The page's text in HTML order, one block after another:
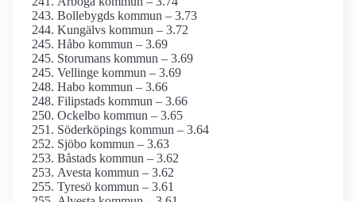
Bollebygds kommun – 3.73
Kungälvs kommun – 3.72
Håbo kommun – 3.69
Storumans kommun – 3.69
Vellinge kommun – 3.69
Habo kommun – 3.66
Filipstads kommun – 3.66
Ockelbo kommun – 3.65
Söderköpings kommun – 3.64
Sjöbo kommun – 3.63
Båstads kommun – 3.62
Avesta kommun – 3.62
Tyresö kommun – 3.61